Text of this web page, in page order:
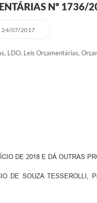
Nº 1736/
24/07/2017
LDO, Leis Orçamentárias,
DE 2018 E DÁ OUTRAS
DE SOUZA TESSEROLLI,